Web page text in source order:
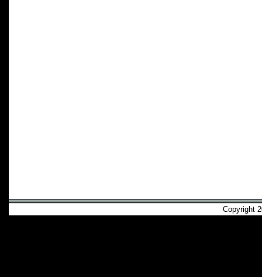
Copyright